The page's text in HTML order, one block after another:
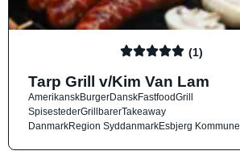
(1)
Tarp Grill v/Kim Van Lam
AmerikanskBurgerDanskFastfoodGrill
SpisestederGrillbarerTakeaway
DanmarkRegion SyddanmarkEsbjerg Kommune